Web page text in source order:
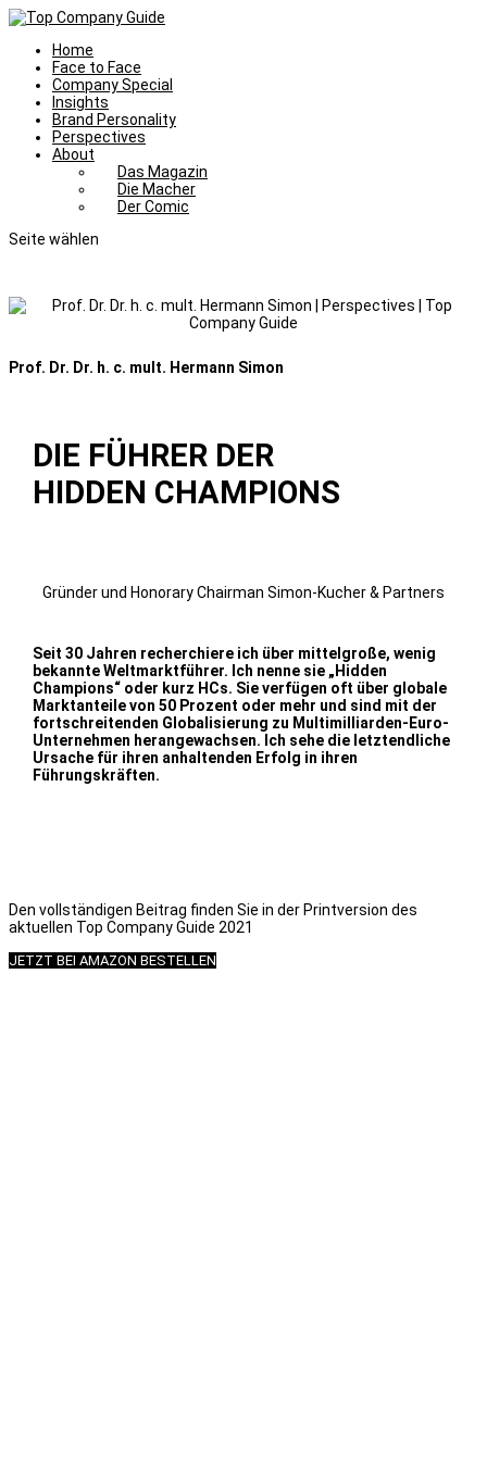
Home
Face to Face
Company Special
Insights
Brand Personality
Perspectives
About
Das Magazin
Die Macher
Der Comic
Seite wählen
Prof. Dr. Dr. h. c. mult. Hermann Simon
DIE FÜHRER DER
HIDDEN CHAMPIONS
Gründer und Honorary Chairman Simon-Kucher & Partners
Seit 30 Jahren recherchiere ich über mittelgroße, wenig
bekannte Weltmarktführer. Ich nenne sie „Hidden
Champions“ oder kurz HCs. Sie verfügen oft über globale
Marktanteile von 50 Prozent oder mehr und sind mit der
fortschreitenden Globalisierung zu Multimilliarden-Euro-
Unternehmen herangewachsen. Ich sehe die letztendliche
Ursache für ihren anhaltenden Erfolg in ihren
Führungskräften.
Den vollständigen Beitrag finden Sie in der Printversion des
aktuellen Top Company Guide 2021
JETZT BEI AMAZON BESTELLEN